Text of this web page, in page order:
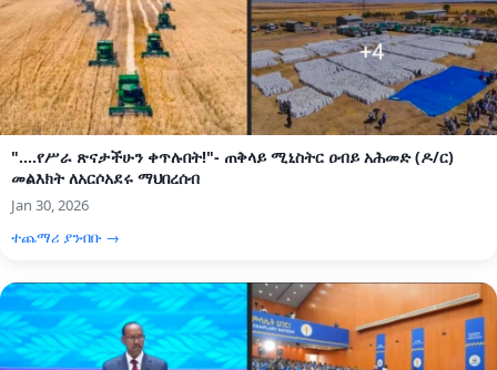
"....የሥራ ጽናታችሁን ቀጥሉበት!"- ጠቅላይ ሚኒስትር ዐብይ አሕመድ (ዶ/ር)
መልእክት ለአርሶአደሩ ማህበረሰብ
Jan 30, 2026
ተጨማሪ ያንብቡ →